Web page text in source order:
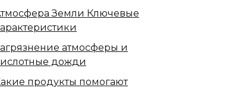
Земли Ключевые
атмосферы и
дожди
продукты помогают